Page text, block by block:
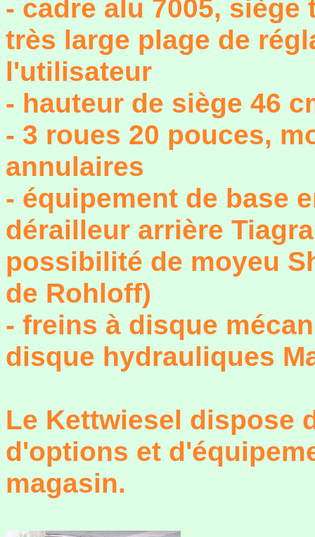
- cadre alu 7005,
très large plage de
l'utilisateur
- hauteur de siège 46
- 3 roues 20 pouces,
annulaires
- équipement de base
dérailleur arrière
possibilité de moyeu
de Rohloff)
- freins à disque
disque hydrauliques
Le Kettwiesel dispose
d'options et
magasin.